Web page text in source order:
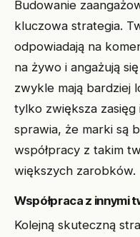
Budowanie
kluczowa strategia.
odpowiadają na
na żywo i angażują
zwykle mają bardziej
tylko zwiększa
sprawia, że marki są
współpracy z takim
większych zarobków.
Współpraca z innymi
Kolejną skuteczną